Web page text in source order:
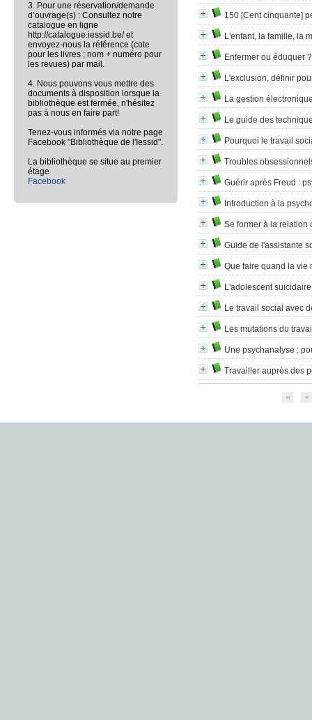
150 [Cent cinquante]
L'enfant, la famille, la
Enfermer ou éduquer ?
L'exclusion, définir
La gestion
Le guide des
Pourquoi le travail
Troubles
Guérir après Freud :
Introduction à la
Se former à la relation
Guide de l'assistante
Que faire quand la vie
L'adolescent suicidaire
Le travail social avec
Les mutations du
Une psychanalyse :
Travailler auprès des
3. Pour une réservation/demande
d’ouvrage(s) : Consultez notre
catalogue en ligne
http://catalogue.iessid.be/ et
envoyez-nous la référence (cote
pour les livres ; nom + numéro pour
les revues) par mail.
4. Nous pouvons vous mettre des
documents à disposition lorsque la
bibliothèque est fermée, n'hésitez
pas à nous en faire part!
Tenez-vous informés via notre page
Facebook "Bibliothèque de l'Iessid".
La bibliothèque se situe au premier
étage
Facebook